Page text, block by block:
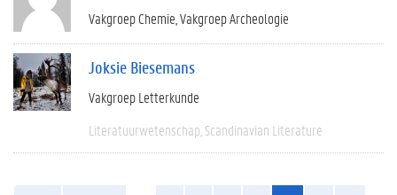
Vakgroep Chemie Vakgroep Archeologie
Joksie Biesemans
Vakgroep Letterkunde
Literatuurwetenschap Scandinavian Literature